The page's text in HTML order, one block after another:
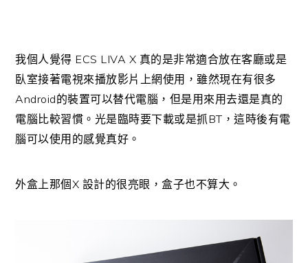
我個人覺得 ECS LIVA X 真的是非常適合放在客廳或是
臥室接著電視來播放影片上網使用，雖然現在有很多
Android的裝置可以替代電腦，但是用來用去還是真的
電腦比較習慣。光是臨時要下載或是抓BT ，這時後有電
腦可以使用的感覺真好。
外盒上那個X 設計的很亮眼，盒子也不算大。